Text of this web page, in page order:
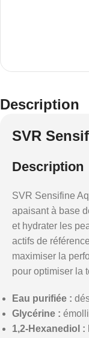
Description
SVR
Description
SVR Sensifine
apaisant à base
et hydrater les
actifs de
maximiser la
pour optimiser la
Eau purifiée :
Glycérine :
1,2-Hexanediol :